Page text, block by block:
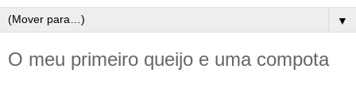
▼
O meu primeiro queijo e uma compota